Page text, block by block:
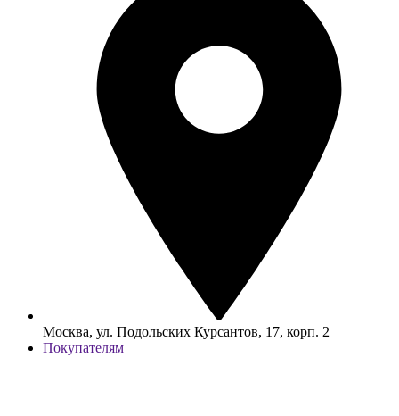
Москва, ул. Подольских Курсантов, 17, корп. 2
Покупателям